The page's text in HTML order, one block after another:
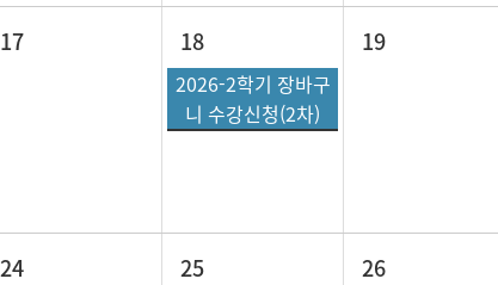
17 18 19
2026-2학기 장바구
니 수강신청(2차)
24 25 26